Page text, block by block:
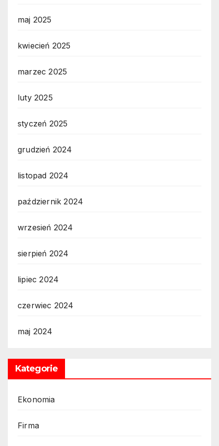
maj 2025
kwiecień 2025
marzec 2025
luty 2025
styczeń 2025
grudzień 2024
listopad 2024
październik 2024
wrzesień 2024
sierpień 2024
lipiec 2024
czerwiec 2024
maj 2024
Kategorie
Ekonomia
Firma